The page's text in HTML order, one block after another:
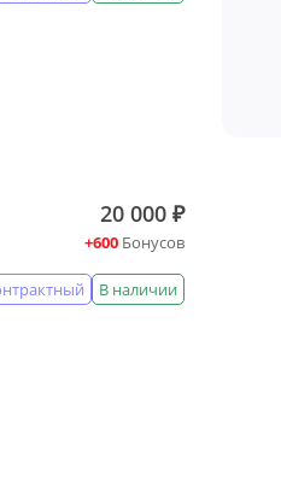
20 000 ₽
+600Бонусов
В наличии